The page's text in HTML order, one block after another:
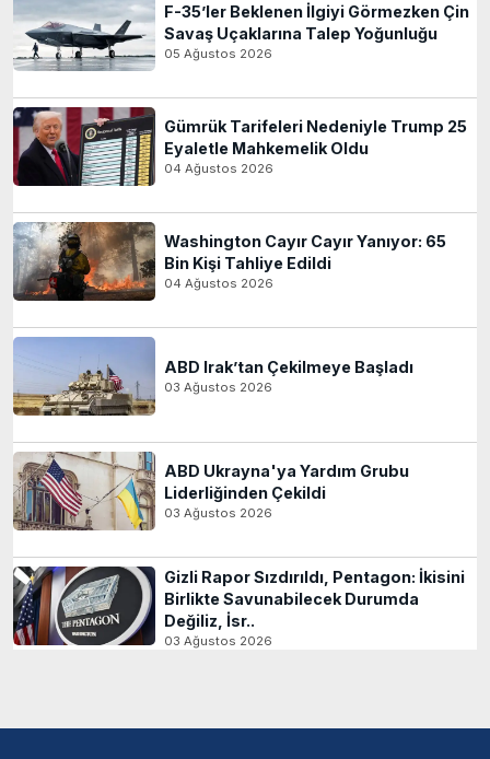
F-35’ler Beklenen İlgiyi Görmezken Çin
Savaş Uçaklarına Talep Yoğunluğu
05 Ağustos 2026
Gümrük Tarifeleri Nedeniyle Trump 25
Eyaletle Mahkemelik Oldu
04 Ağustos 2026
Washington Cayır Cayır Yanıyor: 65
Bin Kişi Tahliye Edildi
04 Ağustos 2026
ABD Irak’tan Çekilmeye Başladı
03 Ağustos 2026
ABD Ukrayna'ya Yardım Grubu
Liderliğinden Çekildi
03 Ağustos 2026
Gizli Rapor Sızdırıldı, Pentagon: İkisini
Birlikte Savunabilecek Durumda
Değiliz, İsr..
03 Ağustos 2026